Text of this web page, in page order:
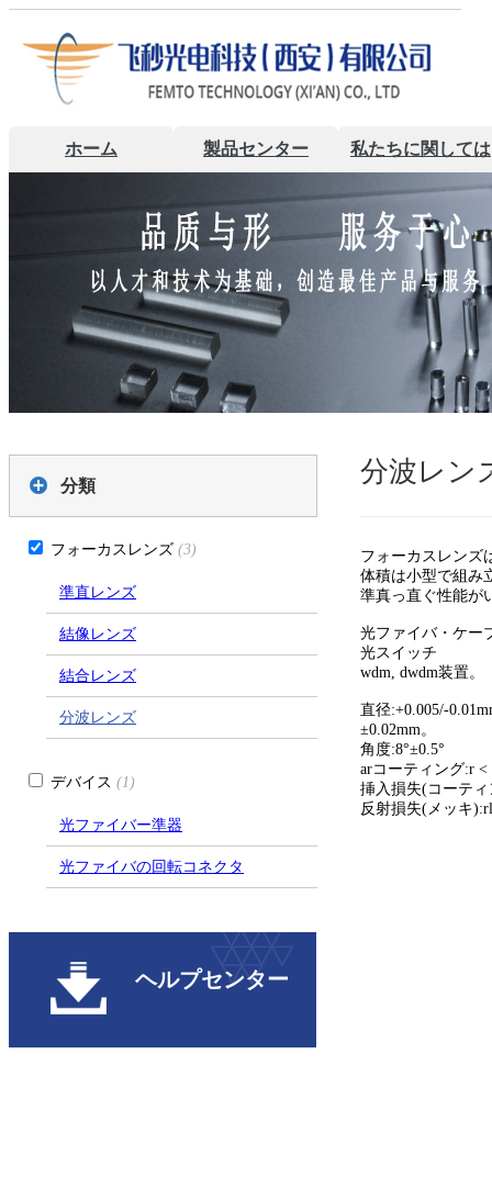
ホーム 製品センター 私たちに関しては
分類
フォーカスレンズ (3)
準直レンズ
結像レンズ
結合レンズ
分波レンズ
デバイス (1)
光ファイバー準器
光ファイバの回転コネクタ
ヘルプセンター
分波レン
フォーカスレンズ
体積は小型で組み
準真っ直ぐ性能が
光ファイバ・ケー
光スイッチ
wdm, dwdm装置。
直径:+0.005/-
±0.02mm。
角度:8°±0.5°
arコーティング:r
挿入損失(コーテ
反射損失(メッキ